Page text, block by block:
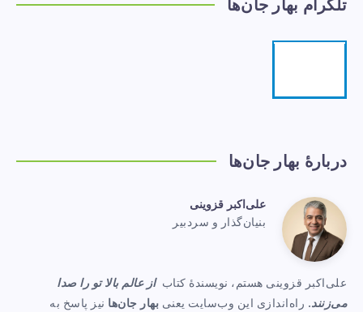
تلگرام بهار جان‌ها
دربارهٔ بهار جان‌ها
علی‌اکبر
قزوینی
علی‌اکبر قزوینی
بنیان‌گذار و سردبیر
علی‌اکبر قزوینی هستم، نویسندهٔ کتاباز عالم بالا تو را صدا
می‌زنند. راه‌اندازی این وب‌سایت یعنی بهار جان‌ها نیز پاسخ به